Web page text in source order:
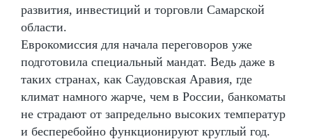
развития, инвестиций и торговли Самарской
области.
Еврокомиссия для начала переговоров уже
подготовила специальный мандат. Ведь даже в
таких странах, как Саудовская Аравия, где
климат намного жарче, чем в России, банкоматы
не страдают от запредельно высоких температур
и бесперебойно функционируют круглый год.